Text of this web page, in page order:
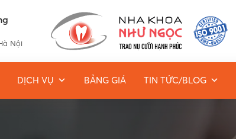
Nội
DỊCH VỤ BẢNG GIÁ TIN TỨC/BLOG